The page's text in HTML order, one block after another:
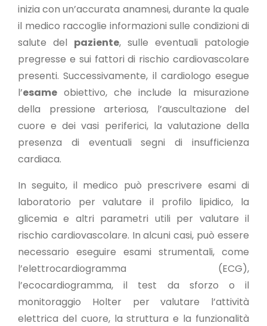
inizia con un’accurata anamnesi, durante la quale
il medico raccoglie informazioni sulle condizioni di
salute del paziente, sulle eventuali patologie
pregresse e sui fattori di rischio cardiovascolare
presenti. Successivamente, il cardiologo esegue
l’esame obiettivo, che include la misurazione
della pressione arteriosa, l’auscultazione del
cuore e dei vasi periferici, la valutazione della
presenza di eventuali segni di insufficienza
cardiaca.
In seguito, il medico può prescrivere esami di
laboratorio per valutare il profilo lipidico, la
glicemia e altri parametri utili per valutare il
rischio cardiovascolare. In alcuni casi, può essere
necessario eseguire esami strumentali, come
l’elettrocardiogramma (ECG),
l’ecocardiogramma, il test da sforzo o il
monitoraggio Holter per valutare l’attività
elettrica del cuore, la struttura e la funzionalità